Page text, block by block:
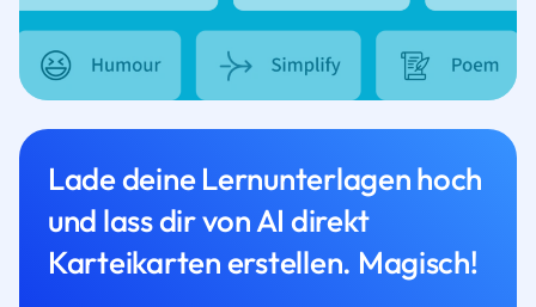
Lade deine Lernunterlagen hoch
und lass dir von AI direkt
Karteikarten erstellen. Magisch!